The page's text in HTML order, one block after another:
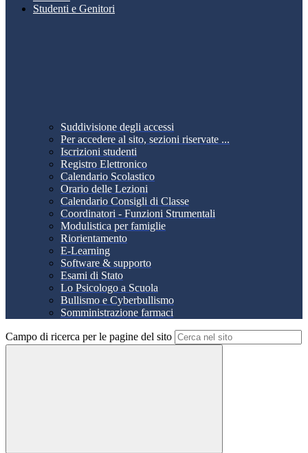
Studenti e Genitori
Suddivisione degli accessi
Per accedere al sito, sezioni riservate ...
Iscrizioni studenti
Registro Elettronico
Calendario Scolastico
Orario delle Lezioni
Calendario Consigli di Classe
Coordinatori - Funzioni Strumentali
Modulistica per famiglie
Riorientamento
E-Learning
Software & supporto
Esami di Stato
Lo Psicologo a Scuola
Bullismo e Cyberbullismo
Somministrazione farmaci
Campo di ricerca per le pagine del sito